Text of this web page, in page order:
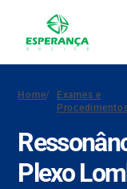
Home/
Exames e
Plexo